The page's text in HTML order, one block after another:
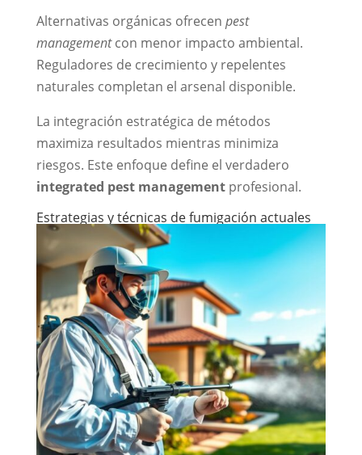
Alternativas orgánicas ofrecen pest
managementcon menor impacto ambiental.
Reguladores de crecimiento y repelentes
naturales completan el arsenal disponible.
La integración estratégica de métodos
maximiza resultados mientras minimiza
riesgos. Este enfoque define el verdadero
integrated pest managementprofesional.
Estrategias y técnicas de fumigación actuales